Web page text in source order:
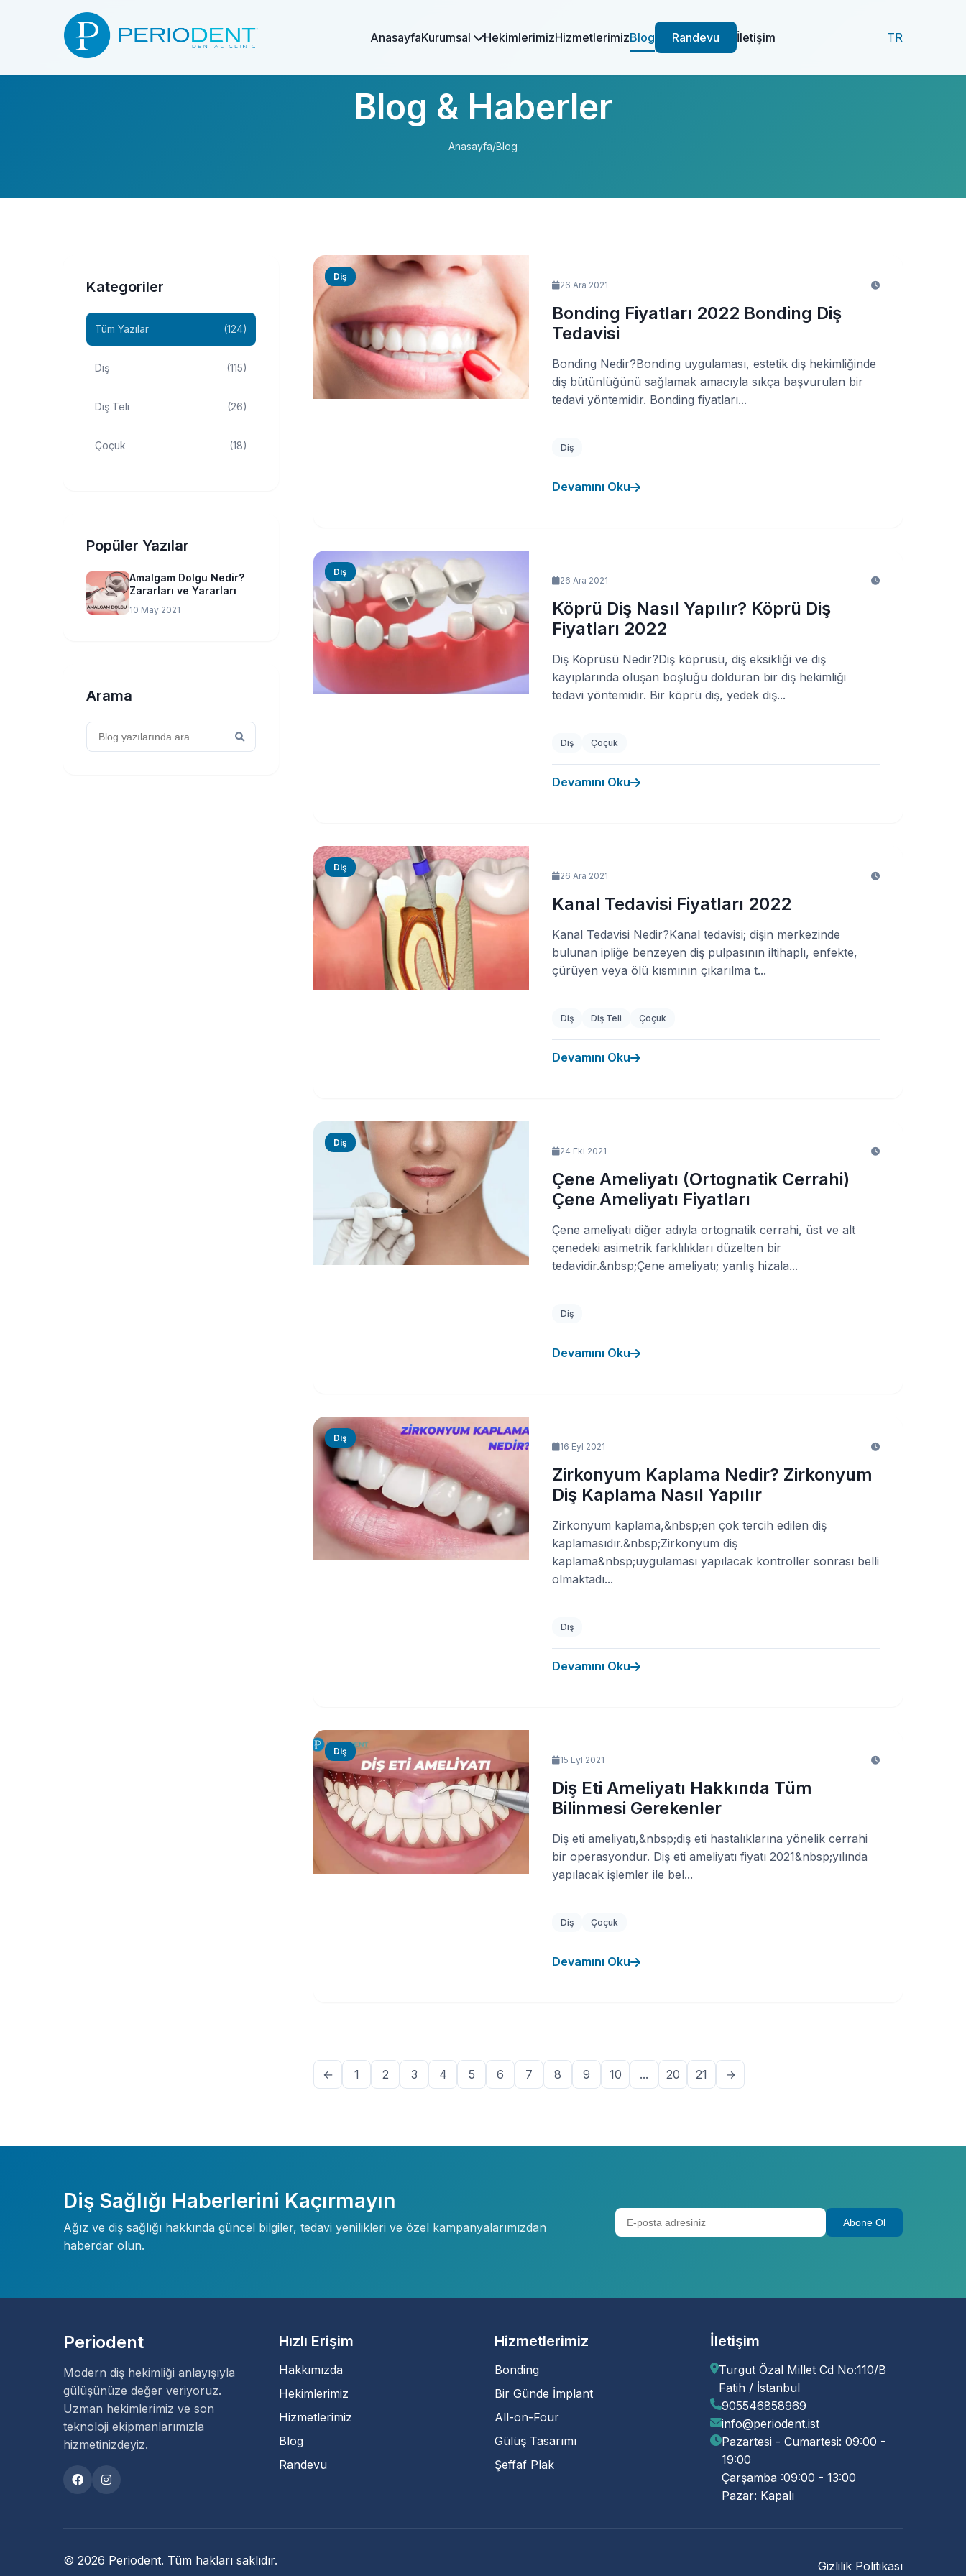
AnasayfaKurumsal HekimlerimizHizmetlerimizBlog Randevu İletişim TR
Blog & Haberler
Anasayfa/Blog
Kategoriler
Tüm Yazılar (124)
Diş (115)
Diş Teli (26)
Çoçuk (18)
Popüler Yazılar
Amalgam Dolgu Nedir?
Zararları ve Yararları
10 May 2021
Arama
Diş
26 Ara 2021
Bonding Fiyatları 2022 Bonding Diş
Tedavisi
Bonding Nedir?Bonding uygulaması, estetik diş hekimliğinde
diş bütünlüğünü sağlamak amacıyla sıkça başvurulan bir
tedavi yöntemidir. Bonding fiyatları...
Diş
Devamını Oku
Diş
26 Ara 2021
Köprü Diş Nasıl Yapılır? Köprü Diş
Fiyatları 2022
Diş Köprüsü Nedir?Diş köprüsü, diş eksikliği ve diş
kayıplarında oluşan boşluğu dolduran bir diş hekimliği
tedavi yöntemidir. Bir köprü diş, yedek diş...
Diş Çoçuk
Devamını Oku
Diş
26 Ara 2021
Kanal Tedavisi Fiyatları 2022
Kanal Tedavisi Nedir?Kanal tedavisi; dişin merkezinde
bulunan ipliğe benzeyen diş pulpasının iltihaplı, enfekte,
çürüyen veya ölü kısmının çıkarılma t...
Diş Diş Teli Çoçuk
Devamını Oku
Diş
24 Eki 2021
Çene Ameliyatı (Ortognatik Cerrahi)
Çene Ameliyatı Fiyatları
Çene ameliyatı diğer adıyla ortognatik cerrahi, üst ve alt
çenedeki asimetrik farklılıkları düzelten bir
tedavidir.&nbsp;Çene ameliyatı; yanlış hizala...
Diş
Devamını Oku
Diş
16 Eyl 2021
Zirkonyum Kaplama Nedir? Zirkonyum
Diş Kaplama Nasıl Yapılır
Zirkonyum kaplama,&nbsp;en çok tercih edilen diş
kaplamasıdır.&nbsp;Zirkonyum diş
kaplama&nbsp;uygulaması yapılacak kontroller sonrası belli
olmaktadı...
Diş
Devamını Oku
Diş
15 Eyl 2021
Diş Eti Ameliyatı Hakkında Tüm
Bilinmesi Gerekenler
Diş eti ameliyatı,&nbsp;diş eti hastalıklarına yönelik cerrahi
bir operasyondur. Diş eti ameliyatı fiyatı 2021&nbsp;yılında
yapılacak işlemler ile bel...
Diş Çoçuk
Devamını Oku
← 1 2 3 4 5 6 7 8 9 10 ... 20 21 →
Diş Sağlığı Haberlerini Kaçırmayın
Ağız ve diş sağlığı hakkında güncel bilgiler, tedavi yenilikleri ve özel kampanyalarımızdan
haberdar olun.
Abone Ol
Periodent
Modern diş hekimliği anlayışıyla
gülüşünüze değer veriyoruz.
Uzman hekimlerimiz ve son
teknoloji ekipmanlarımızla
hizmetinizdeyiz.
Hızlı Erişim
Hakkımızda
Hekimlerimiz
Hizmetlerimiz
Blog
Randevu
Hizmetlerimiz
Bonding
Bir Günde İmplant
All-on-Four
Gülüş Tasarımı
Şeffaf Plak
İletişim
Turgut Özal Millet Cd No:110/B
Fatih / İstanbul
905546858969
info@periodent.ist
Pazartesi - Cumartesi: 09:00 -
19:00
Çarşamba :09:00 - 13:00
Pazar: Kapalı
© 2026 Periodent. Tüm hakları saklıdır. Gizlilik Politikası